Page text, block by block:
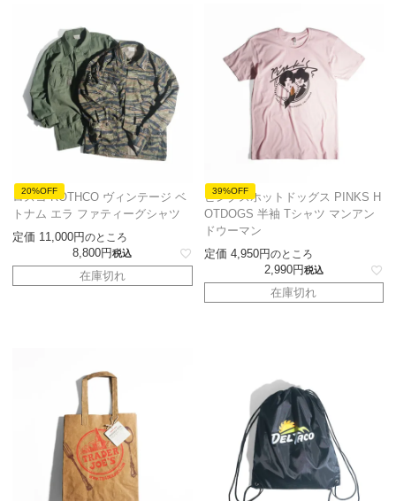
20%OFF
ロスコ ROTHCO ヴィンテージ ベ
トナム エラ ファティーグシャツ
定価 11,000 のところ
8,800 税込
在庫切れ
39%OFF
ピンクスホットドッグス PINKS H
OTDOGS 半袖 Tシャツ マンアン
ドウーマン
定価 4,950 のところ
2,990 税込
在庫切れ